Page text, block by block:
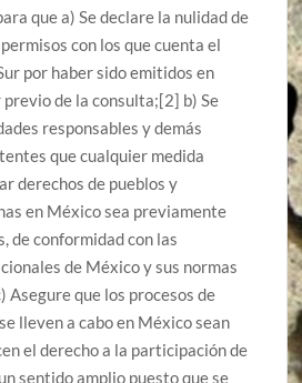
que a) Se declare la nulidad de
con los que cuenta el
por haber sido emitidos en
de la consulta;[2] b) Se
responsables y demás
que cualquier medida
derechos de pueblos y
en México sea previamente
de conformidad con las
de México y sus normas
Asegure que los procesos de
lleven a cabo en México sean
el derecho a la participación de
sentido amplio puesto que se